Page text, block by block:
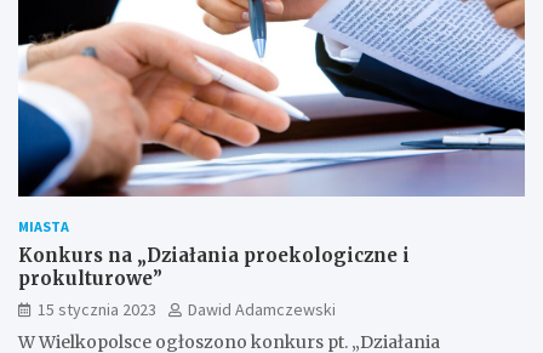
MIASTA
Konkurs na „Działania proekologiczne i
prokulturowe”
15 stycznia 2023
Dawid Adamczewski
W Wielkopolsce ogłoszono konkurs pt. „Działania